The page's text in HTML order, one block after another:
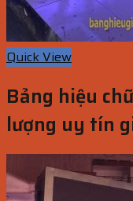
Quick View
Bảng hiệu
lượng uy tín